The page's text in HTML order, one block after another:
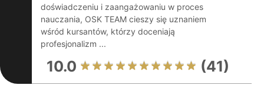
doświadczeniu i zaangażowaniu w proces
nauczania, OSK TEAM cieszy się uznaniem
wśród kursantów, którzy doceniają
profesjonalizm ...
10.0 (41)